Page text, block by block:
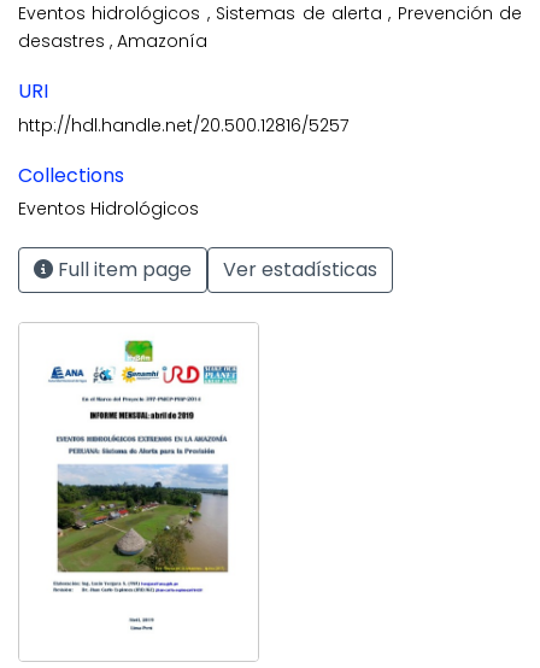
Eventos hidrológicos , Sistemas de alerta, Prevención de
desastres , Amazonía
URI
http://hdl.handle.net/20.500.12816/5257
Collections
Eventos Hidrológicos
Full item page Ver estadísticas